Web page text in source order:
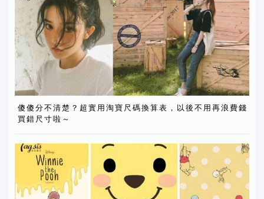
傻傻分不清楚？超實用淘寶尺碼換算表，以後不用再浪費錢
買錯尺寸啦～